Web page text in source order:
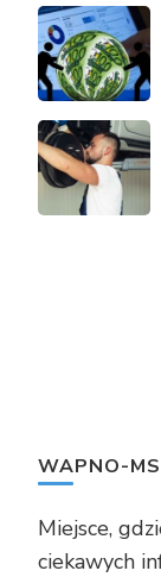
WAPNO-MS
Miejsce,
ciekawych